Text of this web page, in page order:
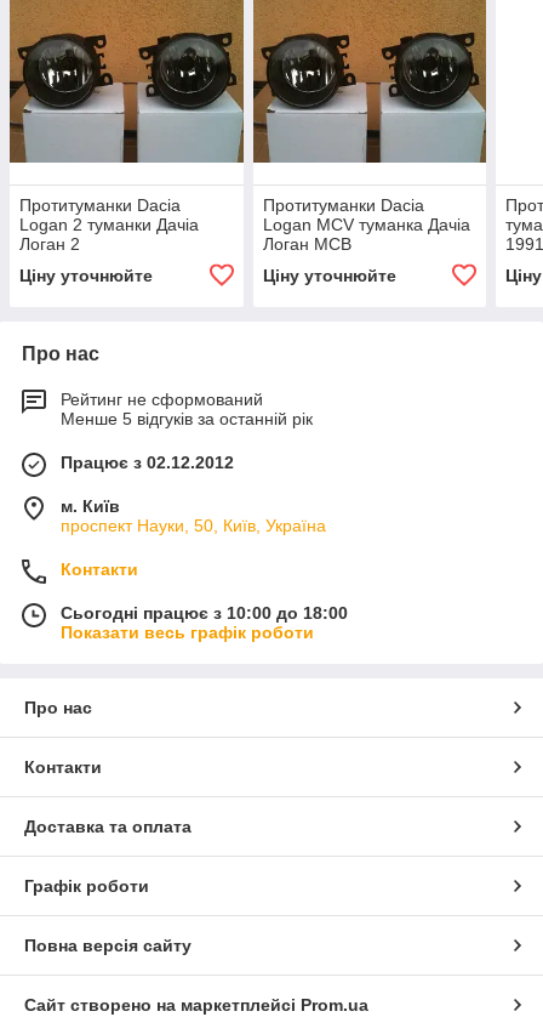
Протитуманки Dacia
Logan 2 туманки Дачіа
Логан 2
Ціну уточнюйте
Протитуманки Dacia
Logan MCV туманка Дачіа
Логан МСВ
Ціну уточнюйте
Про нас
Рейтинг не сформований
Менше 5 відгуків за останній рік
Працює з 02.12.2012
м. Київ
проспект Науки, 50, Київ, Україна
Контакти
Сьогодні працює з 10:00 до 18:00
Показати весь графік роботи
Про нас
Контакти
Доставка та оплата
Графік роботи
Повна версія сайту
Сайт створено на маркетплейсі Prom.ua